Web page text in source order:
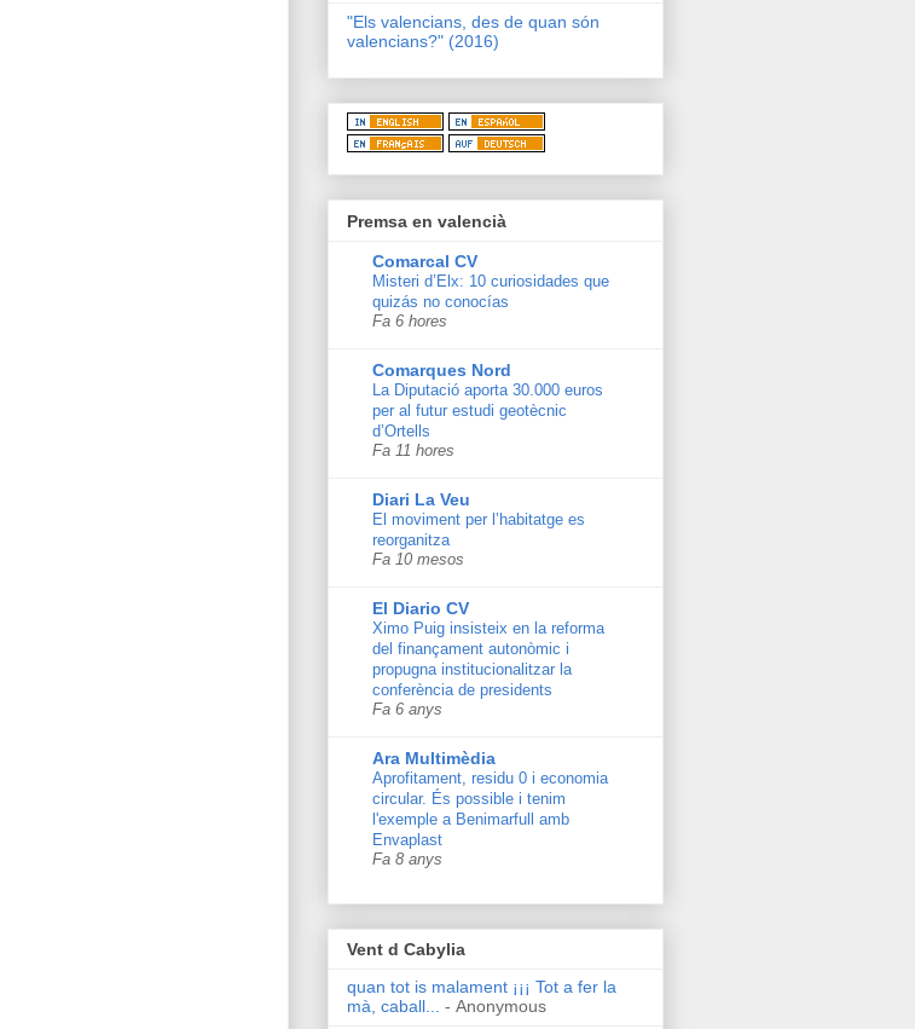
"Els valencians, des de quan són
valencians?" (2016)
Premsa en valencià
Comarcal CV
Misteri d’Elx: 10 curiosidades que
quizás no conocías
Fa 6 hores
Comarques Nord
La Diputació aporta 30.000 euros
per al futur estudi geotècnic
d’Ortells
Fa 11 hores
Diari La Veu
El moviment per l’habitatge es
reorganitza
Fa 10 mesos
El Diario CV
Ximo Puig insisteix en la reforma
del finançament autonòmic i
propugna institucionalitzar la
conferència de presidents
Fa 6 anys
Ara Multimèdia
Aprofitament, residu 0 i economia
circular. És possible i tenim
l'exemple a Benimarfull amb
Envaplast
Fa 8 anys
Vent d Cabylia
quan tot is malament ¡¡¡ Tot a fer la
mà, caball...
- Anonymous